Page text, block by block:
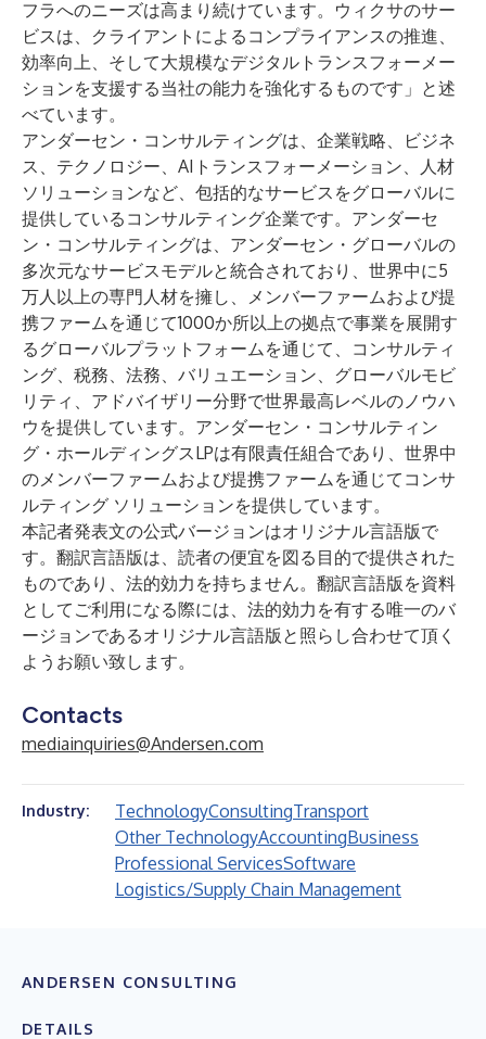
フラへのニーズは高まり続けています。ウィクサのサー
ビスは、クライアントによるコンプライアンスの推進、
効率向上、そして大規模なデジタルトランスフォーメー
ションを支援する当社の能力を強化するものです」と述
べています。
アンダーセン・コンサルティングは、企業戦略、ビジネ
ス、テクノロジー、AIトランスフォーメーション、人材
ソリューションなど、包括的なサービスをグローバルに
提供しているコンサルティング企業です。アンダーセ
ン・コンサルティングは、 アンダーセン・グローバルの
多次元なサービスモデルと統合されており、世界中に5
万人以上の専門人材を擁し、メンバーファームおよび提
携ファームを通じて1000か所以上の拠点で事業を展開す
るグローバルプラットフォームを通じて、コンサルティ
ング、税務、法務、バリュエーション、グローバルモビ
リティ、アドバイザリー分野で世界最高レベルのノウハ
ウを提供しています。アンダーセン・コンサルティン
グ・ホールディングスLPは有限責任組合であり、世界中
のメンバーファームおよび提携ファームを通じてコン​​サ
ルティング ソリューションを提供しています。
本記者発表文の公式バージョンはオリジナル言語版で
す。翻訳言語版は、読者の便宜を図る目的で提供された
ものであり、法的効力を持ちません。翻訳言語版を資料
としてご利用になる際には、法的効力を有する唯一のバ
ージョンであるオリジナル言語版と照らし合わせて頂く
ようお願い致します。
Contacts
mediainquiries@Andersen.com
Industry: TechnologyConsultingTransport
Other TechnologyAccountingBusiness
Professional ServicesSoftware
Logistics/Supply Chain Management
ANDERSEN CONSULTING
DETAILS